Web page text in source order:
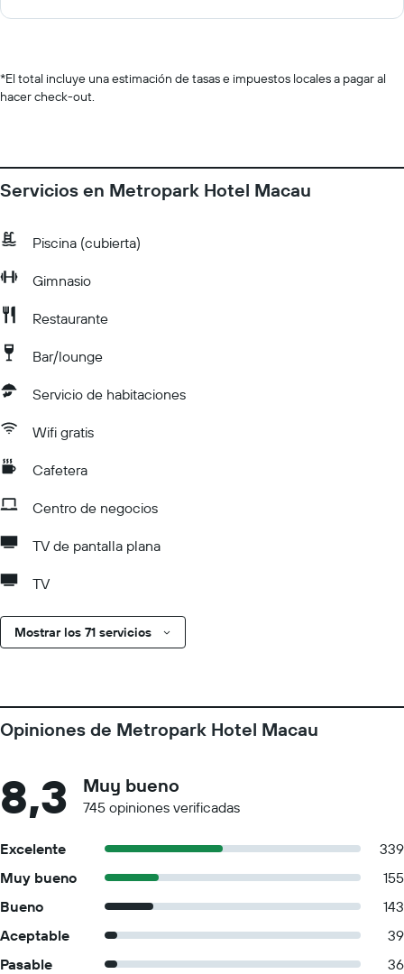
*El total incluye una estimación de tasas e impuestos locales a pagar al
hacer check-out.
Servicios en Metropark Hotel Macau
Piscina (cubierta)
Gimnasio
Restaurante
Bar/lounge
Servicio de habitaciones
Wifi gratis
Cafetera
Centro de negocios
TV de pantalla plana
TV
Mostrar los 71 servicios
Opiniones de Metropark Hotel Macau
8,3 Muy bueno
745 opiniones verificadas
Excelente
339
Muy bueno
155
Bueno
143
Aceptable
39
Pasable
36